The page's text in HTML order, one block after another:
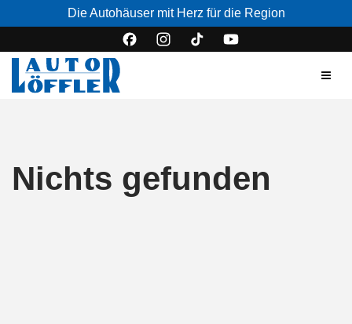
Die Autohäuser mit Herz für die Region
Nichts gefunden